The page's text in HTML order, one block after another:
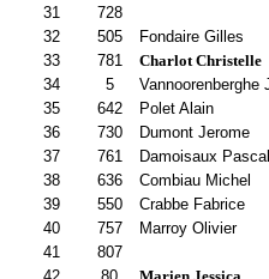
31
728
32
505
Fondaire Gilles
33
781
Charlot Christelle
34
5
Vannoorenberghe
35
642
Polet Alain
36
730
Dumont Jerome
37
761
Damoisaux Pascal
38
636
Combiau Michel
39
550
Crabbe Fabrice
40
757
Marroy Olivier
41
807